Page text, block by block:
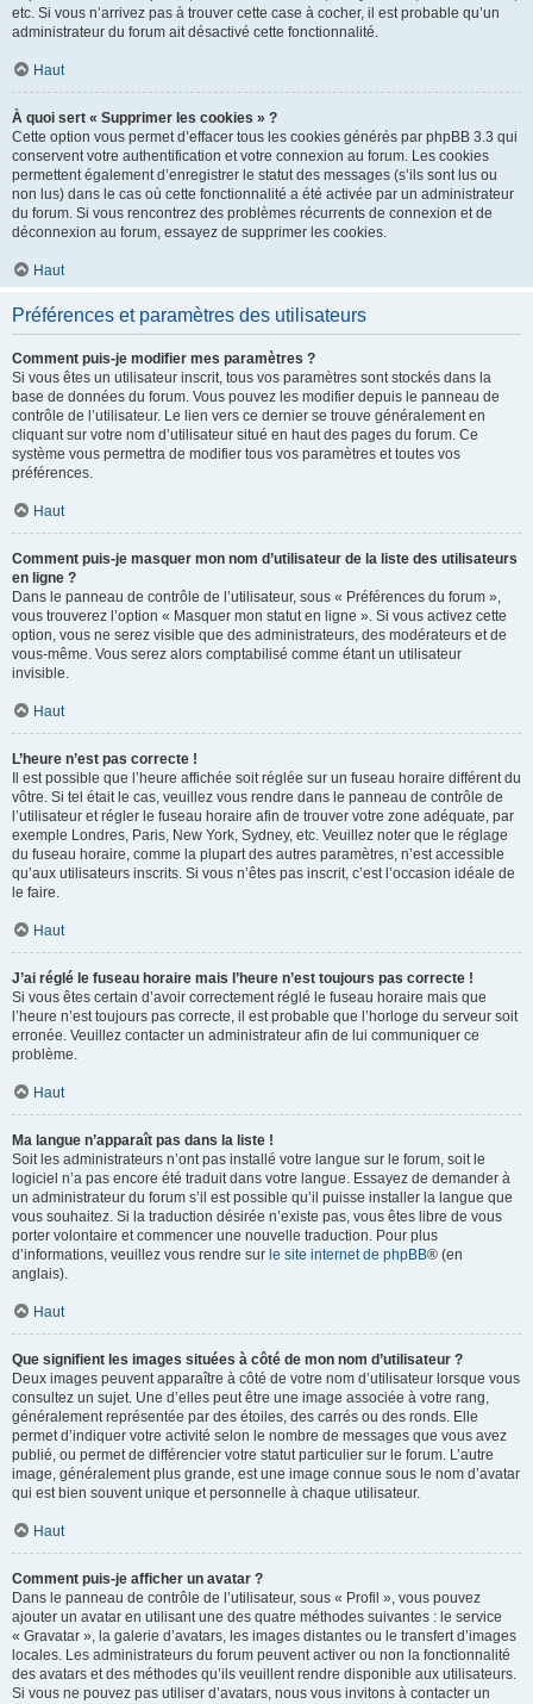
etc. Si vous n’arrivez pas à trouver cette case à cocher, il est probable qu’un
administrateur du forum ait désactivé cette fonctionnalité.
Haut
À quoi sert « Supprimer les cookies » ?
Cette option vous permet d’effacer tous les cookies générés par phpBB 3.3 qui
conservent votre authentification et votre connexion au forum. Les cookies
permettent également d’enregistrer le statut des messages (s’ils sont lus ou
non lus) dans le cas où cette fonctionnalité a été activée par un administrateur
du forum. Si vous rencontrez des problèmes récurrents de connexion et de
déconnexion au forum, essayez de supprimer les cookies.
Haut
Préférences et paramètres des utilisateurs
Comment puis-je modifier mes paramètres ?
Si vous êtes un utilisateur inscrit, tous vos paramètres sont stockés dans la
base de données du forum. Vous pouvez les modifier depuis le panneau de
contrôle de l’utilisateur. Le lien vers ce dernier se trouve généralement en
cliquant sur votre nom d’utilisateur situé en haut des pages du forum. Ce
système vous permettra de modifier tous vos paramètres et toutes vos
préférences.
Haut
Comment puis-je masquer mon nom d’utilisateur de la liste des utilisateurs
en ligne ?
Dans le panneau de contrôle de l’utilisateur, sous « Préférences du forum »,
vous trouverez l’option « Masquer mon statut en ligne ». Si vous activez cette
option, vous ne serez visible que des administrateurs, des modérateurs et de
vous-même. Vous serez alors comptabilisé comme étant un utilisateur
invisible.
Haut
L’heure n’est pas correcte !
Il est possible que l’heure affichée soit réglée sur un fuseau horaire différent du
vôtre. Si tel était le cas, veuillez vous rendre dans le panneau de contrôle de
l’utilisateur et régler le fuseau horaire afin de trouver votre zone adéquate, par
exemple Londres, Paris, New York, Sydney, etc. Veuillez noter que le réglage
du fuseau horaire, comme la plupart des autres paramètres, n’est accessible
qu’aux utilisateurs inscrits. Si vous n’êtes pas inscrit, c’est l’occasion idéale de
le faire.
Haut
J’ai réglé le fuseau horaire mais l’heure n’est toujours pas correcte !
Si vous êtes certain d’avoir correctement réglé le fuseau horaire mais que
l’heure n’est toujours pas correcte, il est probable que l’horloge du serveur soit
erronée. Veuillez contacter un administrateur afin de lui communiquer ce
problème.
Haut
Ma langue n’apparaît pas dans la liste !
Soit les administrateurs n’ont pas installé votre langue sur le forum, soit le
logiciel n’a pas encore été traduit dans votre langue. Essayez de demander à
un administrateur du forum s’il est possible qu’il puisse installer la langue que
vous souhaitez. Si la traduction désirée n’existe pas, vous êtes libre de vous
porter volontaire et commencer une nouvelle traduction. Pour plus
d’informations, veuillez vous rendre sur le site internet de phpBB® (en
anglais).
Haut
Que signifient les images situées à côté de mon nom d’utilisateur ?
Deux images peuvent apparaître à côté de votre nom d’utilisateur lorsque vous
consultez un sujet. Une d’elles peut être une image associée à votre rang,
généralement représentée par des étoiles, des carrés ou des ronds. Elle
permet d’indiquer votre activité selon le nombre de messages que vous avez
publié, ou permet de différencier votre statut particulier sur le forum. L’autre
image, généralement plus grande, est une image connue sous le nom d’avatar
qui est bien souvent unique et personnelle à chaque utilisateur.
Haut
Comment puis-je afficher un avatar ?
Dans le panneau de contrôle de l’utilisateur, sous « Profil », vous pouvez
ajouter un avatar en utilisant une des quatre méthodes suivantes : le service
« Gravatar », la galerie d’avatars, les images distantes ou le transfert d’images
locales. Les administrateurs du forum peuvent activer ou non la fonctionnalité
des avatars et des méthodes qu’ils veuillent rendre disponible aux utilisateurs.
Si vous ne pouvez pas utiliser d’avatars, nous vous invitons à contacter un